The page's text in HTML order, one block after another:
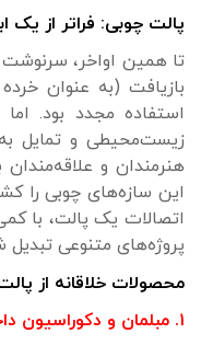
پالت چوبی: فراتر از یک
تا همین اواخر،
بازیافت (به عنوان
استفاده مجدد بود.
زیست‌محیطی و تمایل به
این سازه‌های چوبی را
اتصالات یک پالت، با
پروژه‌های متنوعی تبدیل
محصولات خلاقانه از
۱. مبلمان و دکوراسیون داخلی: